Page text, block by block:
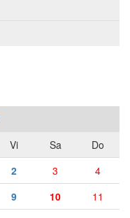
Vi Sa
Do
2 3
4
9 10
11